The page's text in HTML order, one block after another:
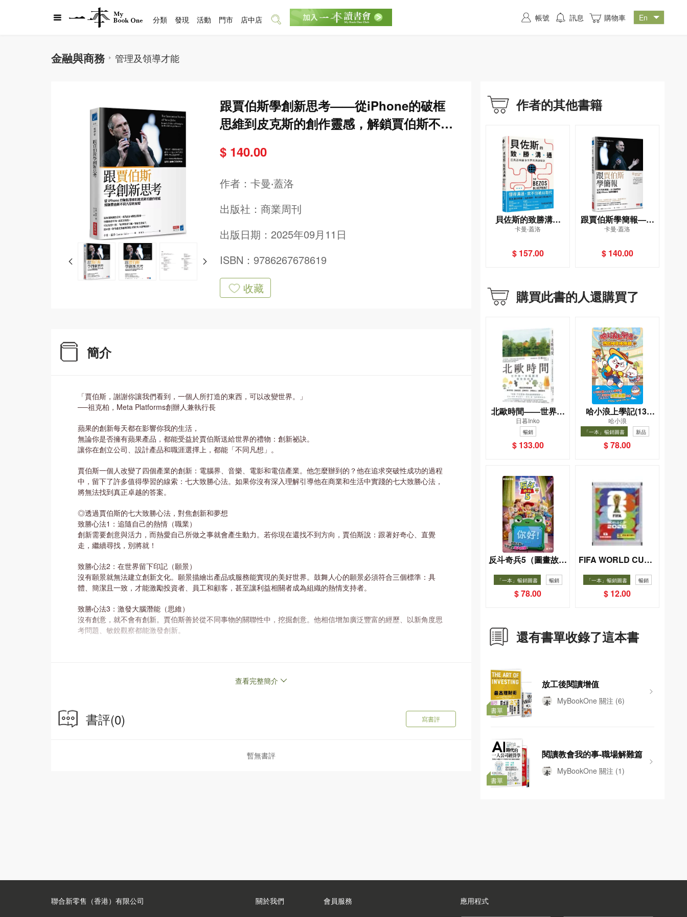
金融與商務 管理及領導才能
跟賈伯斯學創新思考——從iPhone的破框
思維到皮克斯的創作靈感，解鎖賈伯斯不同
$ 140.00
作者： 卡曼‧蓋洛
出版社： 商業周刊
出版日期：2025年09月11日
ISBN：9786267678619
收藏
簡介
「賈伯斯，謝謝你讓我們看到，一個人所打造的東西，可以改變世界。」
──祖克柏，Meta Platforms創辦人兼執行長
蘋果的創新每天都在影響你我的生活，
無論你是否擁有蘋果產品，都能受益於賈伯斯送給世界的禮物：創新祕訣。
讓你在創立公司、設計產品和職涯選擇上，都能「不同凡想」。
賈伯斯一個人改變了四個產業的創新：電腦界、音樂、電影和電信產業。他怎麼辦到的？他在追求突破性成功的過程
中，留下了許多值得學習的線索：七大致勝心法。如果你沒有深入理解引導他在商業和生活中實踐的七大致勝心法，
將無法找到真正卓越的答案。
◎透過賈伯斯的七大致勝心法，對焦創新和夢想
致勝心法1：追隨自己的熱情（職業）
創新需要創意與活力，而熱愛自己所做之事就會產生動力。若你現在還找不到方向，賈伯斯說：跟著好奇心、直覺
走，繼續尋找，別將就！
致勝心法2：在世界留下印記（願景）
沒有願景就無法建立創新文化。願景描繪出產品或服務能實現的美好世界。鼓舞人心的願景必須符合三個標準：具
體、簡潔且一致，才能激勵投資者、員工和顧客，甚至讓利益相關者成為組織的熱情支持者。
致勝心法3：激發大腦潛能（思維）
沒有創意，就不會有創新。賈伯斯善於從不同事物的關聯性中，挖掘創意。他相信增加廣泛豐富的經歷、以新角度思
考問題、敏銳觀察都能激發創新。
關鍵。
‧沒有偉大的願景，創新無法存在。
‧挫折成為學習的契機，讓你能夠重新調整策略，使願景更清晰。
查看完整簡介
書評(0) 寫書評
暫無書評
作者的其他書籍
貝佐斯的致勝溝通
——亞馬遜稱霸全世
卡曼‧蓋洛
$ 157.00
跟賈伯斯學簡報——
從平凡到驚豔，18堂
的簡報體驗
卡曼‧蓋洛
$ 140.00
購買此書的人還購買了
北歐時間——世界第
一幸福國度教會我的
事
日暮Inko
暢銷
$ 133.00
哈小浪上學記(13)
——逃出神奇博物館
哈小浪
「一本」暢銷圖書
新品
暢銷
$ 78.00
反斗奇兵5（圖畫故事
版）
「一本」暢銷圖書 暢銷
$ 78.00
FIFA WORLD CUP 2
貼紙包）
「一本」暢銷圖書 暢銷
$ 12.00
還有書單收錄了這本書
書單
放工後閱讀增值
MyBookOne 關注 (6)
書單
閱讀教會我的事-職場解難篇
MyBookOne 關注 (1)
分類 發現 活動 門市 店中店 帳號 訊息 購物車
聯合新零售（香港）有限公司 關於我們 會員服務 應用程式